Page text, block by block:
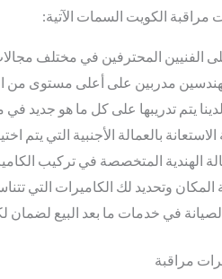
مراقبة الكويت السمات الآتية:
الفنيين المحترفين في مختلف
مدربين على أعلى مستوى من
لدينا يتم تدريبها على كل ما هو جديد
بالعمالة الأجنبية التي يتم
الهندية المتخصصة في تركيب
المكان وتحديد لك الكاميرات التي
في خدمات ما بعد البيع
مراقبة